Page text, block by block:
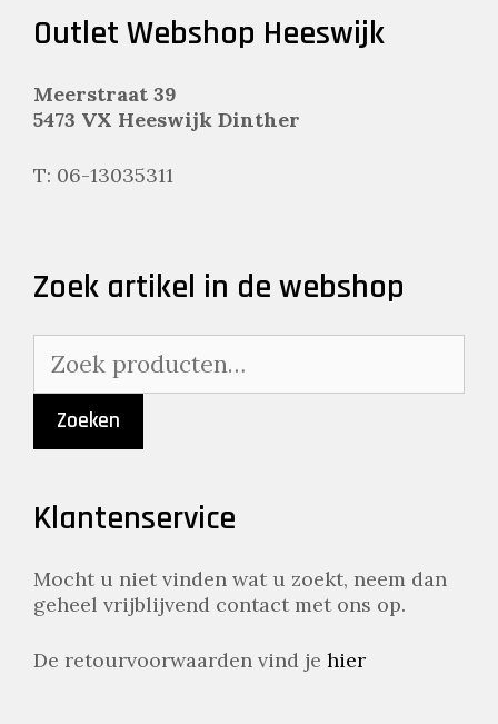
Outlet Webshop Heeswijk
Meerstraat 39
5473 VX Heeswijk Dinther
T: 06-13035311
Zoek artikel in de webshop
naar:
Zoeken
Klantenservice
Mocht u niet vinden wat u zoekt, neem dan
geheel vrijblijvend contact met ons op.
De retourvoorwaarden vind je hier